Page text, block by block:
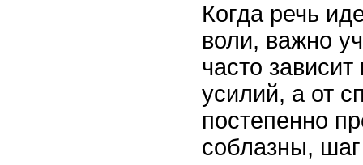
Когда речь
воли, важно
часто
усилий, а от
постепенно
соблазны,